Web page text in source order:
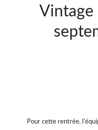
Vintage
Pour cette rentrée,